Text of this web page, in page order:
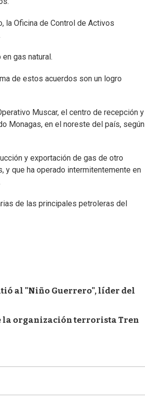
la Oficina de Control de Activos
gas natural.
de estos acuerdos son un logro
Muscar, el centro de recepción y
Monagas, en el noreste del país, según
y exportación de gas de otro
y que ha operado intermitentemente en
de las principales petroleras del
al "Niño Guerrero", líder del
la organización terrorista Tren